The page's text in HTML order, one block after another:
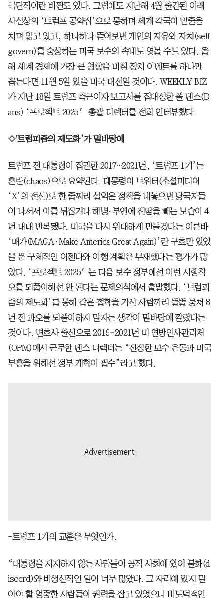
극단적이란 비판도 있다. 그럼에도 지난해 4월 출간된 이래
사실상의 ‘트럼프 공약집’으로 통하며 세계 각국이 밑줄을
치며 읽고 있고, 하나하나 뜯어보면 개인의 자유와 자치(self
govern)를 숭상하는 미국 보수의 속내도 엿볼 수도 있다. 올
해 세계 경제에 가장 큰 영향을 미칠 정치 이벤트를 하나만
꼽는다면 11월 5일 있을 미국 대선일 것이다. WEEKLY BIZ
가 지난 18일 트럼프 측근이자 보고서를 집대성한 폴 댄스(D
ans) ‘프로젝트 2025′ 총괄 디렉터를 전화 인터뷰했다.
◇'트럼피즘의 제도화’가 밑바탕에
트럼프 전 대통령이 집권한 2017~2021년, ‘트럼프 1기’는
혼란(chaos)으로 요약된다. 대통령이 트위터(소셜미디어
‘X’의 전신)로 한 줄짜리 설익은 정책을 내놓으면 당국자들
이 나서서 이를 뒤집거나 해명·부연에 진땀을 빼는 모습이 4
년 내내 반복됐다. 미국을 다시 위대하게 만들겠다는 이른바
‘매가(MAGA·Make America Great Again)’란 구호만 있었
을 뿐 구체적인 어젠다와 이행 계획은 부재했다는 평가가 많
았다. ‘프로젝트 2025′는 다음 보수 정부에선 이런 시행착
오를 되풀이해선 안 된다는 문제의식에서 출발했다. ‘트럼피
즘의 제도화’를 통해 같은 철학을 가진 사람끼리 똘똘 뭉쳐 8
년 전 과오를 되풀이하지 말자는 생각이 밑바탕에 깔렸다는
것이다. 변호사 출신으로 2019~2021년 미 연방인사관리처
(OPM)에서 근무한 댄스 디렉터는 “진정한 보수 운동과 미국
부흥을 위해선 정부 개혁이 필수”라고 했다.
-트럼프 1기의 교훈은 무엇인가.
“대통령을 지지하지 않는 사람들이 공직 사회에 있어 불화(d
iscord)와 비생산적인 일이 너무 많았다. 그 자리에 있지 말
아야 할 엉뚱한 사람들이 권력을 잡고 있었으니 비도덕적인